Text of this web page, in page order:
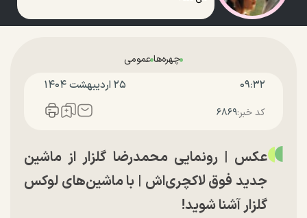
چهره‌هاعمومی
۰۹:۳۲ ۲۵ ارديبهشت ۱۴۰۴
کد خبر:۶۸۶۹
عکس | رونمایی محمدرضا گلزار از ماشین
جدید فوق لاکچری‌اش | با ماشین‌های لوکس
گلزار آشنا شوید!